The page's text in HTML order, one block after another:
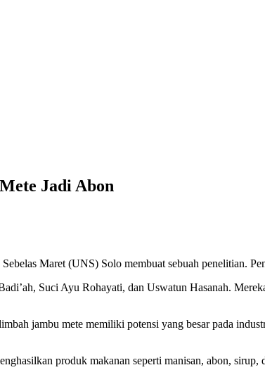
Jadi Abon
Maret (UNS) Solo membuat sebuah penelitian.
Suci Ayu Rohayati, dan Uswatun Hasanah.
jambu mete memiliki potensi yang besar pada
produk makanan seperti manisan, abon, sirup,